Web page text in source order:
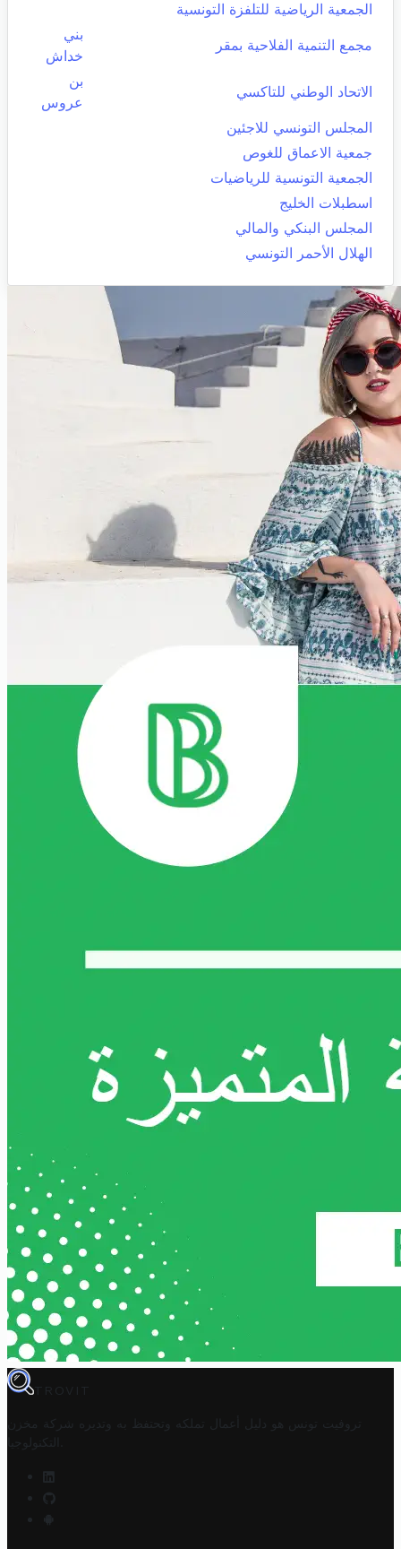
الجمعية الرياضية للتلفزة التونسية
مجمع التنمية الفلاحية بمقر
بني
خداش
الاتحاد الوطني للتاكسي
بن
عروس
المجلس التونسي للاجئين
جمعية الاعماق للغوص
الجمعية التونسية للرياضيات
اسطبلات الخليج
المجلس البنكي والمالي
الهلال الأحمر التونسي
TROVIT
تروفيت تونس هو دليل أعمال تملكه وتحتفظ به وتديره
شركة مخزن
التكنولوجيا